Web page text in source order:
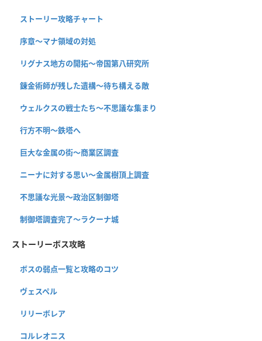
ストーリー攻略チャート
序章〜マナ領域の対処
リグナス地方の開拓〜帝国第八研究所
錬金術師が残した遺構〜待ち構える敵
ウェルクスの戦士たち〜不思議な集まり
行方不明〜鉄塔へ
巨大な金属の街〜商業区調査
ニーナに対する思い〜金属樹頂上調査
不思議な光景〜政治区制御塔
制御塔調査完了〜ラクーナ城
ストーリーボス攻略
ボスの弱点一覧と攻略のコツ
ヴェスペル
リリーボレア
コルレオニス